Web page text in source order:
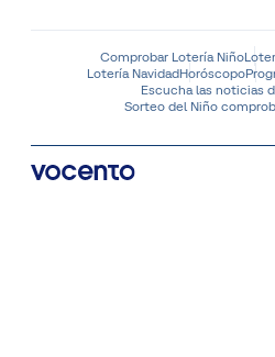
Comprobar Lotería Niño
Lotería NavidadHoróscopo
Escucha las noticias
Sorteo del Niño